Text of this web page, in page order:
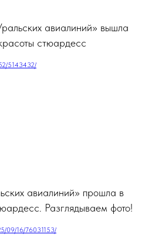
авиалиний» вышла
стюардесс
5143432/
авиалиний» прошла в
Разглядываем фото!
09/16/76031153/